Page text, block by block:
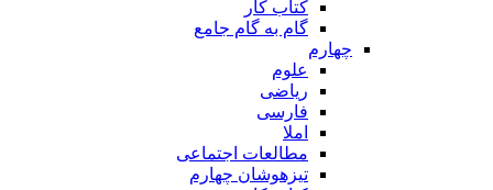
کتاب کار
گام به گام جامع
چهارم
علوم
ریاضی
فارسی
املا
مطالعات اجتماعی
تیزهوشان چهارم